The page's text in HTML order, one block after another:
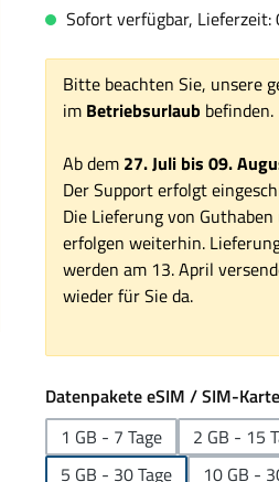
Sofort verfügbar,
Bitte beachten Sie, unsere
im Betriebsurlaub befinden.
Ab dem 27. Juli bis 09.
Der Support erfolgt
Die Lieferung von
erfolgen weiterhin.
werden am 13. April
wieder für Sie da.
Datenpakete eSIM / SIM-Karte
1 GB - 7 Tage
2 GB - 15
5 GB - 30 Tage
10 GB -